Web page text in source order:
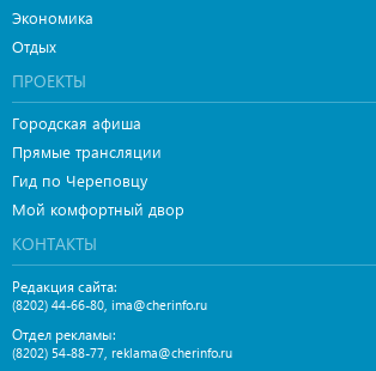
Экономика
Отдых
ПРОЕКТЫ
Городская афиша
Прямые трансляции
Гид по Череповцу
Мой комфортный двор
КОНТАКТЫ
Редакция сайта:
(8202) 44-66-80 ima@cherinfo.ru
Отдел рекламы:
(8202) 54-88-77 reklama@cherinfo.ru